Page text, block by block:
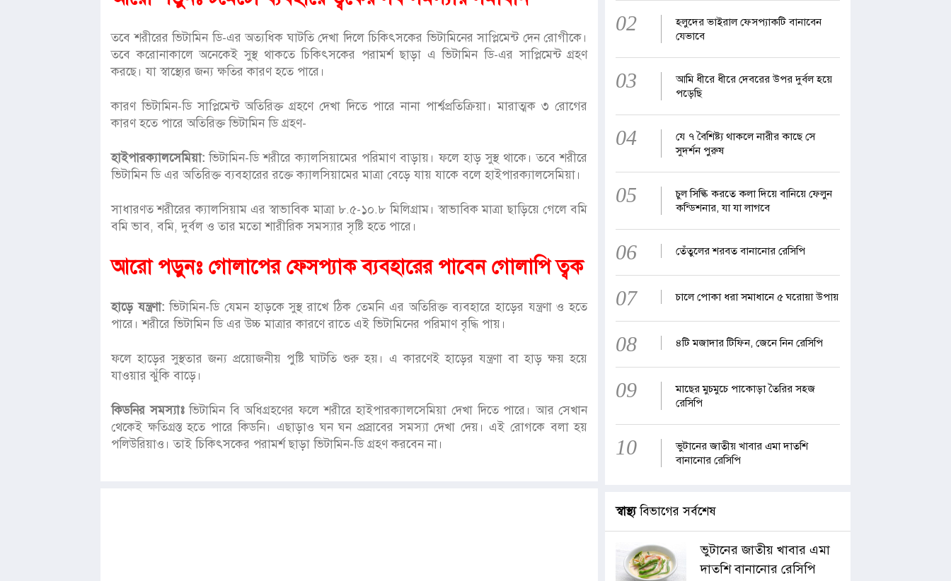
তবে শরীরের ভিটামিন ডি-এর অত্যধিক ঘাটতি দেখা দিলে চিকিৎসকের ভিটামিনের সাপ্লিমেন্ট দেন রোগীকে।
তবে করোনাকালে অনেকেই সুস্থ থাকতে চিকিৎসকের পরামর্শ ছাড়া এ ভিটামিন ডি-এর সাপ্লিমেন্ট গ্রহণ
করছে। যা স্বাস্থ্যের জন্য ক্ষতির কারণ হতে পারে।
কারণ ভিটামিন-ডি সাপ্লিমেন্ট অতিরিক্ত গ্রহণে দেখা দিতে পারে নানা পার্শ্বপ্রতিক্রিয়া। মারাত্মক ৩ রোগের
কারণ হতে পারে অতিরিক্ত ভিটামিন ডি গ্রহণ-
হাইপারক্যালসেমিয়া:ভিটামিন-ডি শরীরে ক্যালসিয়ামের পরিমাণ বাড়ায়। ফলে হাড় সুস্থ থাকে। তবে শরীরে
ভিটামিন ডি এর অতিরিক্ত ব্যবহারের রক্তে ক্যালসিয়ামের মাত্রা বেড়ে যায় যাকে বলে হাইপারক্যালসেমিয়া।
সাধারণত শরীরের ক্যালসিয়াম এর স্বাভাবিক মাত্রা ৮.৫-১০.৮ মিলিগ্রাম। স্বাভাবিক মাত্রা ছাড়িয়ে গেলে বমি
বমি ভাব, বমি, দুর্বল ও তার মতো শারীরিক সমস্যার সৃষ্টি হতে পারে।
আরো পড়ুনঃ গোলাপের ফেসপ্যাক ব্যবহারের পাবেন গোলাপি ত্বক
হাড়ে যন্ত্রণা:ভিটামিন-ডি যেমন হাড়কে সুস্থ রাখে ঠিক তেমনি এর অতিরিক্ত ব্যবহারে হাড়ের যন্ত্রণা ও হতে
পারে। শরীরে ভিটামিন ডি এর উচ্চ মাত্রার কারণে রাতে এই ভিটামিনের পরিমাণ বৃদ্ধি পায়।
ফলে হাড়ের সুস্থতার জন্য প্রয়োজনীয় পুষ্টি ঘাটতি শুরু হয়। এ কারণেই হাড়ের যন্ত্রণা বা হাড় ক্ষয় হয়ে
যাওয়ার ঝুঁকি বাড়ে।
কিডনির সমস্যাঃভিটামিন বি অধিগ্রহণের ফলে শরীরে হাইপারক্যালসেমিয়া দেখা দিতে পারে। আর সেখান
থেকেই ক্ষতিগ্রস্ত হতে পারে কিডনি। এছাড়াও ঘন ঘন প্রস্রাবের সমস্যা দেখা দেয়। এই রোগকে বলা হয়
পলিউরিয়াও। তাই চিকিৎসকের পরামর্শ ছাড়া ভিটামিন-ডি গ্রহণ করবেন না।
02
হলুদের ভাইরাল ফেসপ্যাকটি বানাবেন
যেভাবে
03
আমি ধীরে ধীরে দেবরের উপর দুর্বল হয়ে
পড়েছি
04
যে ৭ বৈশিষ্ট্য থাকলে নারীর কাছে সে
সুদর্শন পুরুষ
05
চুল সিল্কি করতে কলা দিয়ে বানিয়ে ফেলুন
কন্ডিশনার, যা যা লাগবে
06 তেঁতুলের শরবত বানানোর রেসিপি
07 চালে পোকা ধরা সমাধানে ৫ ঘরোয়া উপায়
08 ৪টি মজাদার টিফিন, জেনে নিন রেসিপি
09
মাছের মুচমুচে পাকোড়া তৈরির সহজ
রেসিপি
10
ভুটানের জাতীয় খাবার এমা দাতশি
বানানোর রেসিপি
স্বাস্থ্যবিভাগের সর্বশেষ
ভুটানের জাতীয় খাবার এমা
দাতশি বানানোর রেসিপি